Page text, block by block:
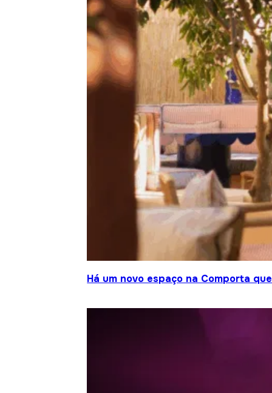
Há um novo espaço na Comporta